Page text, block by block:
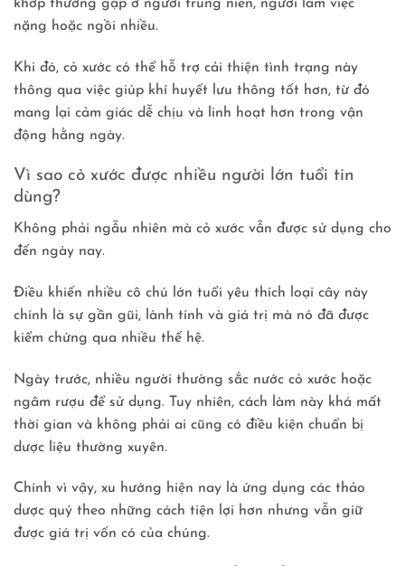
khớp thường gặp ở người trung niên, người làm việc
nặng hoặc ngồi nhiều.
Khi đó, cỏ xước có thể hỗ trợ cải thiện tình trạng này
thông qua việc giúp khí huyết lưu thông tốt hơn, từ đó
mang lại cảm giác dễ chịu và linh hoạt hơn trong vận
động hằng ngày.
Vì sao cỏ xước được nhiều người lớn tuổi tin
dùng?
Không phải ngẫu nhiên mà cỏ xước vẫn được sử dụng cho
đến ngày nay.
Điều khiến nhiều cô chú lớn tuổi yêu thích loại cây này
chính là sự gần gũi, lành tính và giá trị mà nó đã được
kiểm chứng qua nhiều thế hệ.
Ngày trước, nhiều người thường sắc nước cỏ xước hoặc
ngâm rượu để sử dụng. Tuy nhiên, cách làm này khá mất
thời gian và không phải ai cũng có điều kiện chuẩn bị
dược liệu thường xuyên.
Chính vì vậy, xu hướng hiện nay là ứng dụng các thảo
dược quý theo những cách tiện lợi hơn nhưng vẫn giữ
được giá trị vốn có của chúng.